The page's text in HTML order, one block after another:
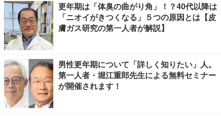
更年期は「体臭の曲がり角」！？40代以降は
「ニオイがきつくなる」５つの原因とは【皮
膚ガス研究の第一人者が解説】
男性更年期について「詳しく知りたい」人。
第一人者・堀江重郎先生による無料セミナー
が開催されます！